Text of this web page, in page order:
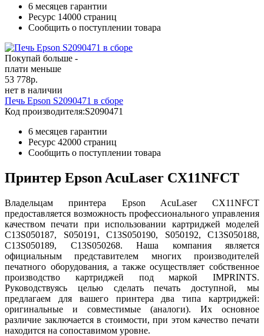
6 месяцев гарантии
Ресурс 14000 страниц
Сообщить о поступлении товара
Покупай больше -
плати меньше
53 778р.
нет в наличии
Печь Epson S2090471 в сборе
Код производителя:S2090471
6 месяцев гарантии
Ресурс 42000 страниц
Сообщить о поступлении товара
Принтер Epson AcuLaser CX11NFCT
Владельцам принтера Epson AcuLaser CX11NFCT
предоставляется возможность профессионального управления
качеством печати при использовании картриджей моделей
C13S050187, S050191, C13S050190, S050192, C13S050188,
C13S050189, C13S050268. Наша компания является
официальным представителем многих производителей
печатного оборудования, а также осуществляет собственное
производство картриджей под маркой IMPRINTS.
Руководствуясь целью сделать печать доступной, мы
предлагаем для вашего принтера два типа картриджей:
оригинальные и совместимые (аналоги). Их основное
различие заключается в стоимости, при этом качество печати
находится на сопоставимом уровне.